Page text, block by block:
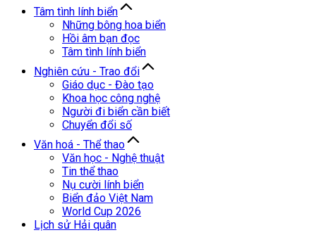
Tâm tình lính biển
Những bông hoa biển
Hồi âm bạn đọc
Tâm tình lính biển
Nghiên cứu - Trao đổi
Giáo dục - Đào tạo
Khoa học công nghệ
Người đi biển cần biết
Chuyển đổi số
Văn hoá - Thể thao
Văn học - Nghệ thuật
Tin thể thao
Nụ cười lính biển
Biển đảo Việt Nam
World Cup 2026
Lịch sử Hải quân